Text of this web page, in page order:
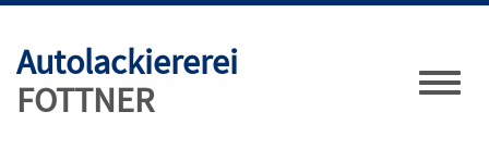
Autolackiererei
FOTTNER
Toggle